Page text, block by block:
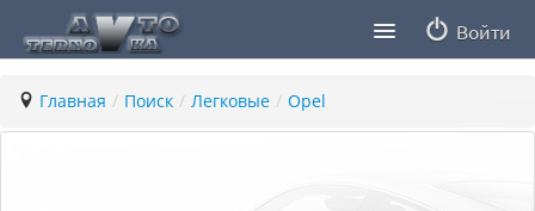
Войти
Статьи
Главная / Поиск / Легковые / Opel